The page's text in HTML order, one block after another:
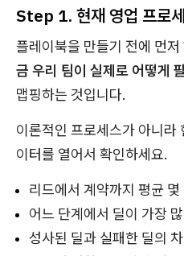
Step 1. 현재 영업 프로
플레이북을 만들기 전에 먼
금 우리 팀이 실제로 어떻게
맵핑하는 것입니다.
이론적인 프로세스가 아니라
이터를 열어서 확인하세요.
리드에서 계약까지 평균
어느 단계에서 딜이 가장
성사된 딜과 실패한 딜의